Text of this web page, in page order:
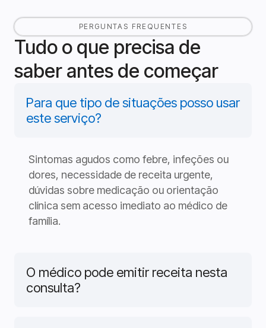
PERGUNTAS FREQUENTES
Tudo o que precisa de
saber antes de começar
Para que tipo de situações posso usar
este serviço?
Sintomas agudos como febre, infeções ou
dores, necessidade de receita urgente,
dúvidas sobre medicação ou orientação
clínica sem acesso imediato ao médico de
família.
O médico pode emitir receita nesta
consulta?